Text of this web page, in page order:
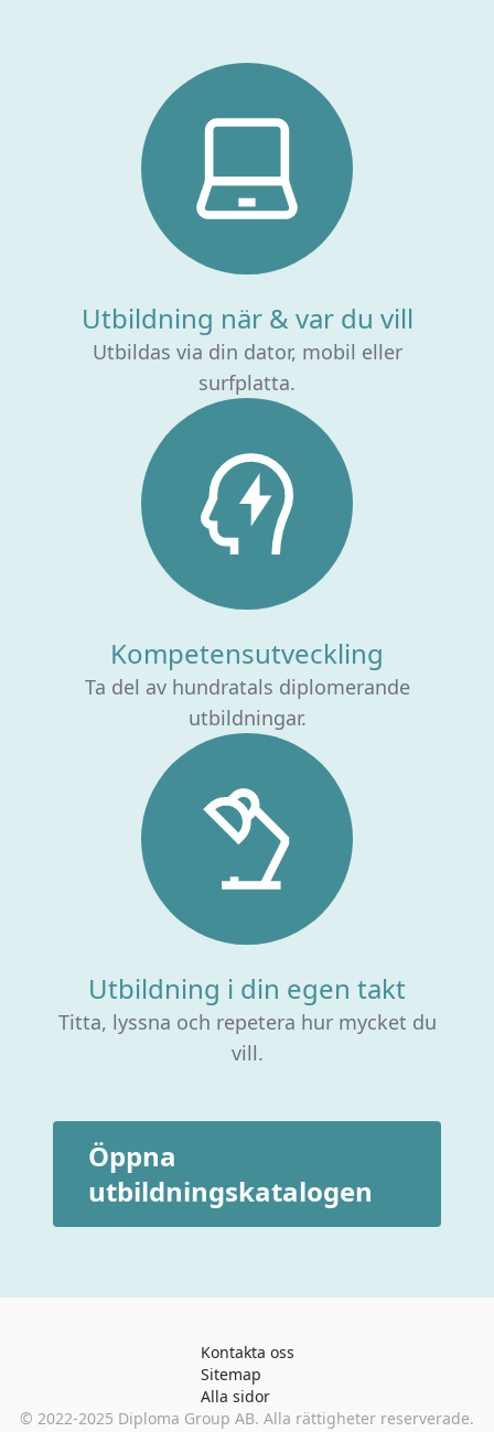
Utbildning när & var du vill
Utbildas via din dator, mobil eller
surfplatta.
Kompetensutveckling
Ta del av hundratals diplomerande
utbildningar.
Utbildning i din egen takt
Titta, lyssna och repetera hur mycket du
vill.
Öppna
utbildningskatalogen
Kontakta oss
Sitemap
Alla sidor
© 2022-2025 Diploma Group AB. Alla rättigheter reserverade.